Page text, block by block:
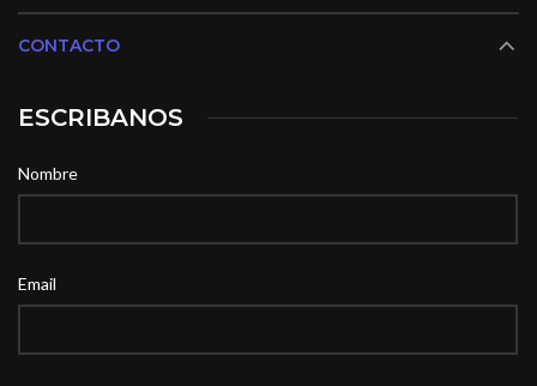
CONTACTO
ESCRIBANOS
Nombre
Email